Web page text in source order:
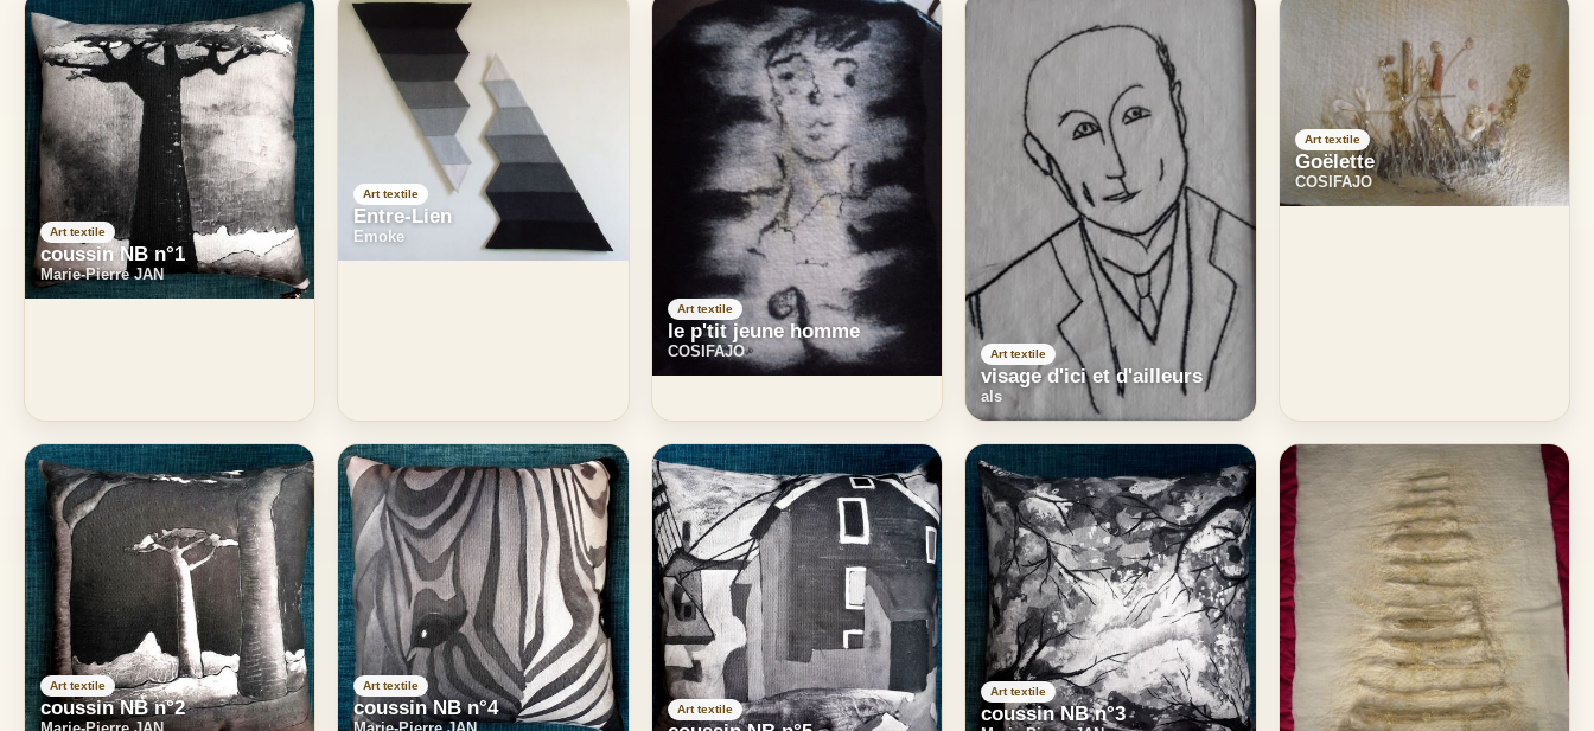
Art textile
coussin NB n°1
Marie-Pierre JAN
Art textile
Entre-Lien
Emoke
Art textile
le p'tit jeune homme
COSIFAJO Art textile
visage d'ici et d'ailleurs
als
Art textile
Goëlette
COSIFAJO
Art textile
coussin NB n°2
Art textile
coussin NB n°4 Art textile
Art textile
coussin NB n°3